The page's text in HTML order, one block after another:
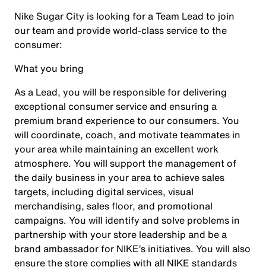
Nike Sugar City is looking for a Team Lead to join
our team and provide world-class service to the
consumer:
What you bring
As a Lead, you will be responsible for delivering
exceptional consumer service and ensuring a
premium brand experience to our consumers. You
will coordinate, coach, and motivate teammates in
your area while maintaining an excellent work
atmosphere. You will support the management of
the daily business in your area to achieve sales
targets, including digital services, visual
merchandising, sales floor, and promotional
campaigns. You will identify and solve problems in
partnership with your store leadership and be a
brand ambassador for NIKE’s initiatives. You will also
ensure the store complies with all NIKE standards